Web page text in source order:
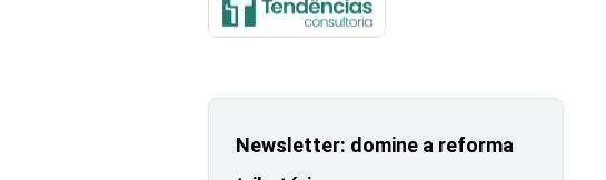
Newsletter: domine a reforma